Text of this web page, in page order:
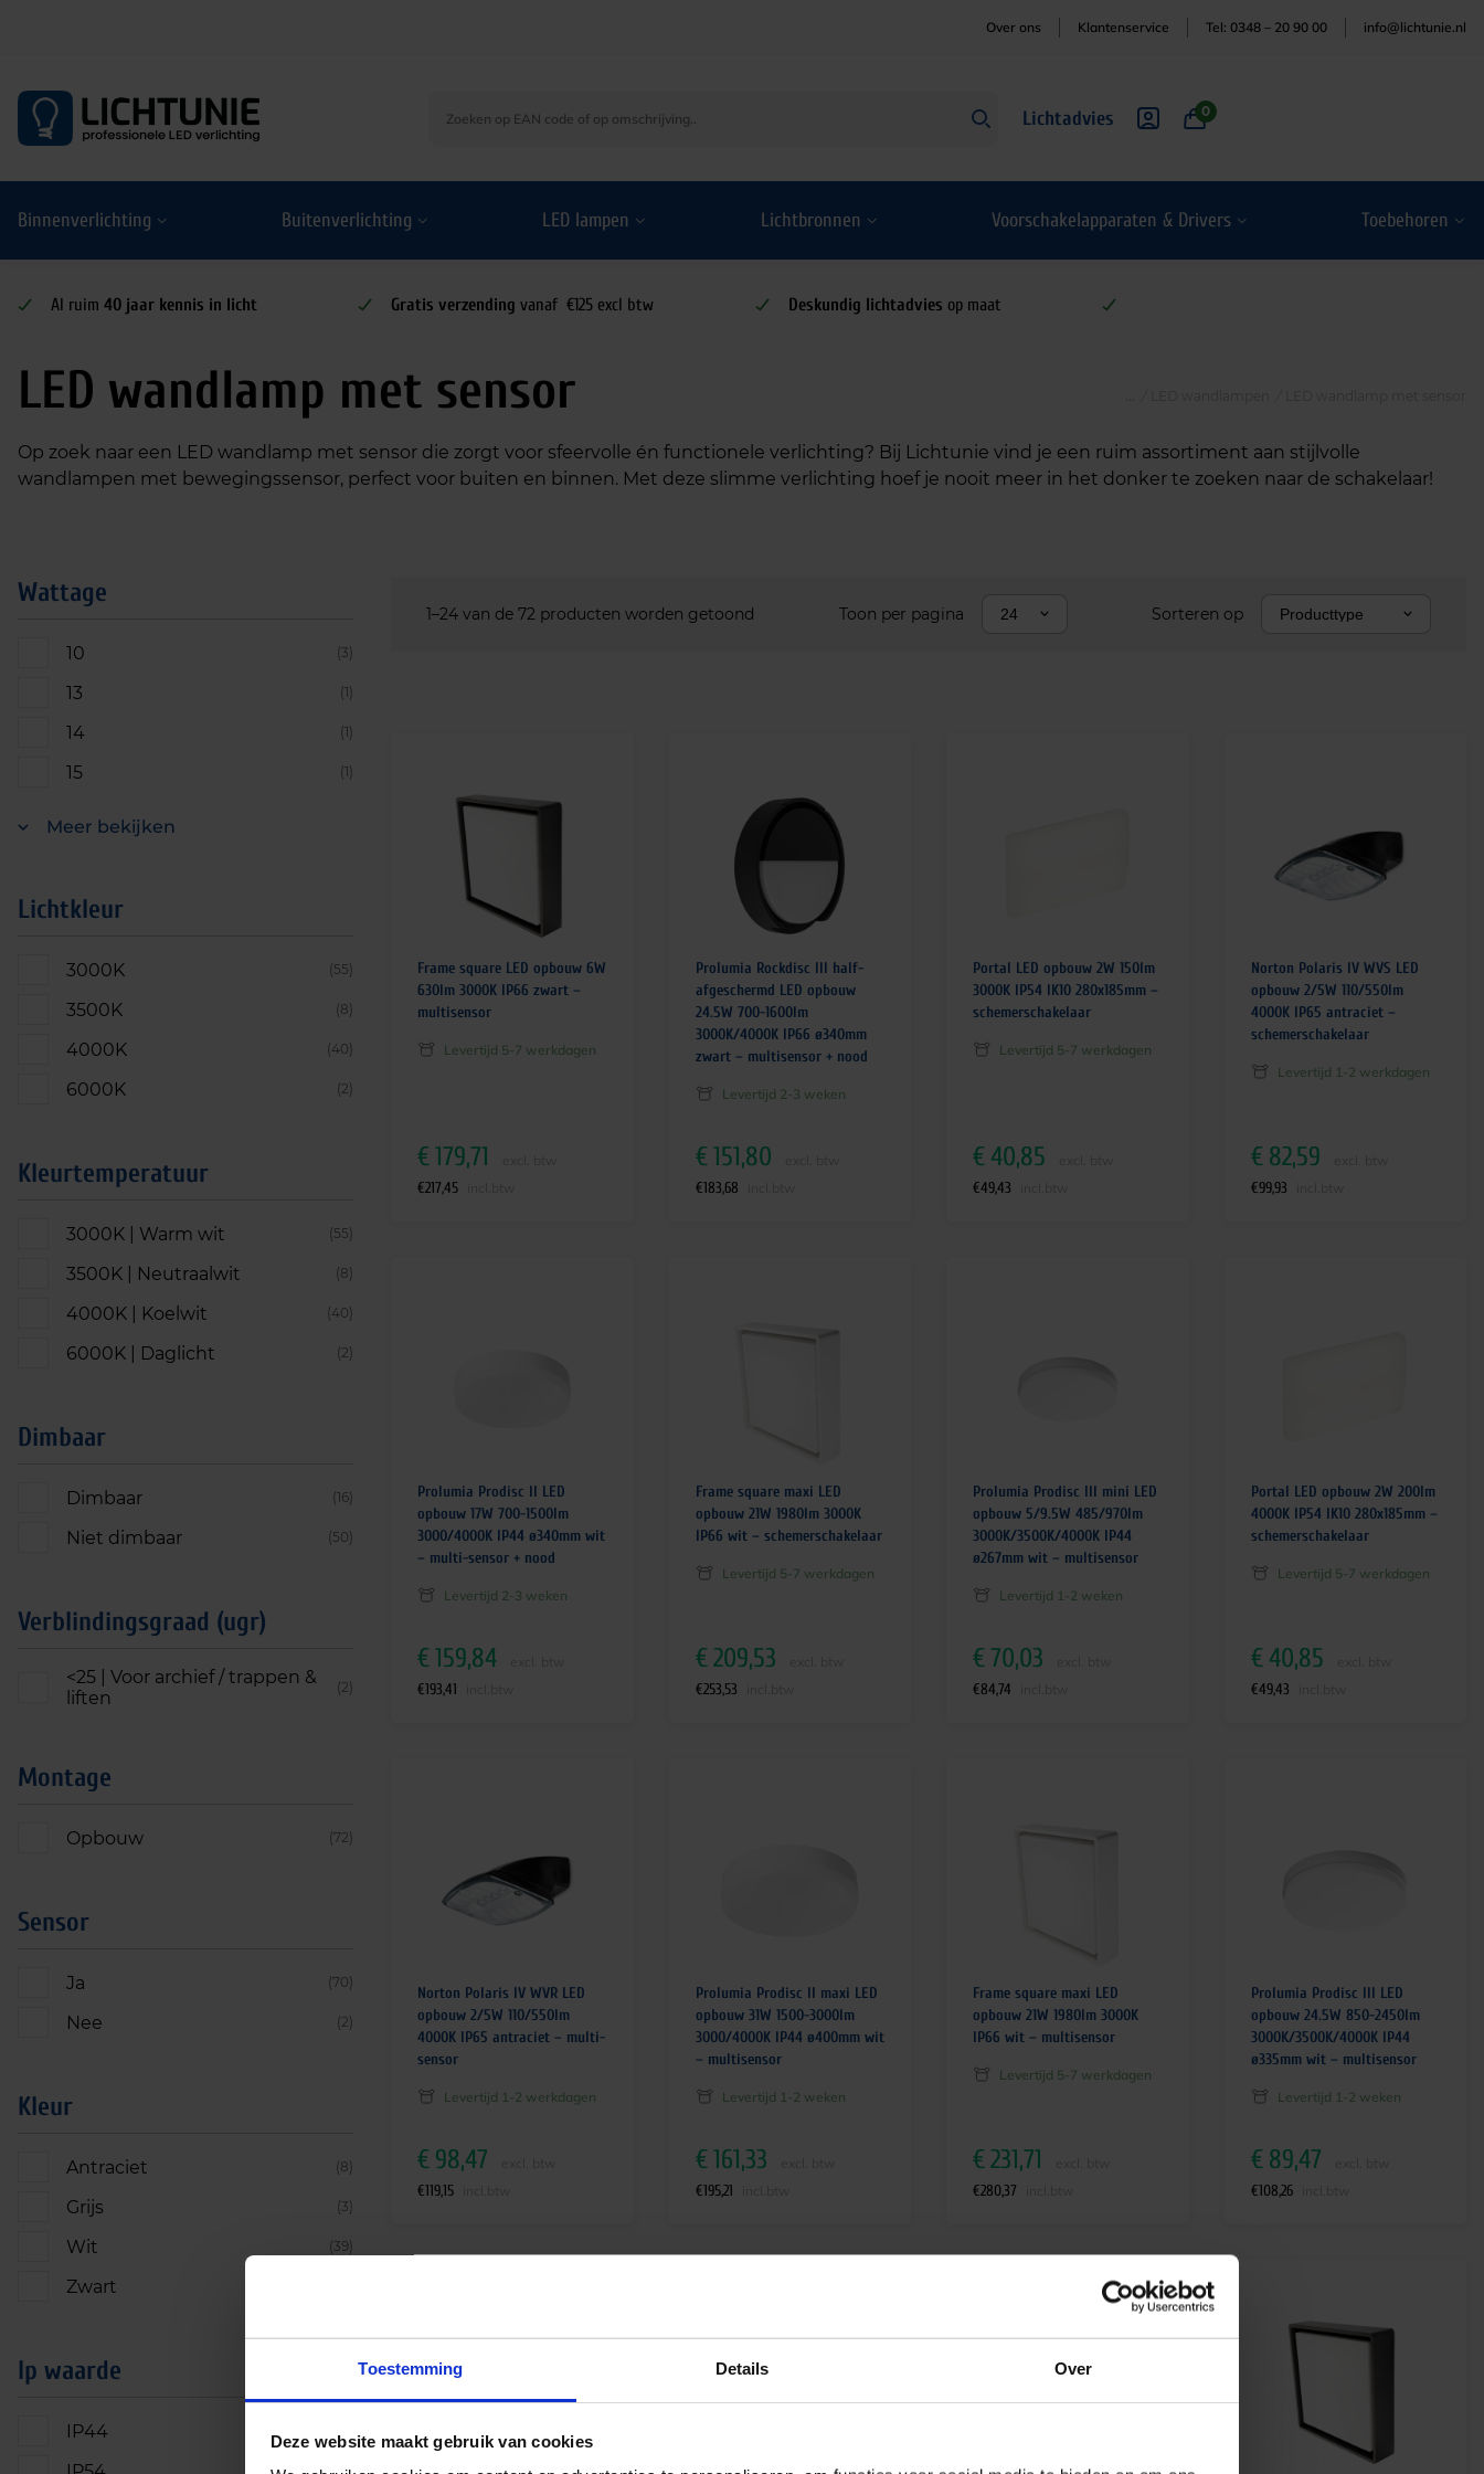
Toestemming Details Over
Deze website maakt gebruik van cookies
Over ons Klantenservice Tel: 0348 – 20 90 00 info@lichtunie.nl
Lichtadvies 0
Binnenverlichting Buitenverlichting LED lampen Lichtbronnen Voorschakelapparaten & Drivers Toebehoren
Al ruim 40 jaar kennis in licht Gratis verzending vanaf €125 excl btw Deskundig lichtadvies op maat
LED wandlamp met sensor
Op zoek naar een LED wandlamp met sensor die zorgt voor sfeervolle én functionele verlichting? Bij Lichtunie vind je een ruim assortiment aan stijlvolle
wandlampen met bewegingssensor, perfect voor buiten en binnen. Met deze slimme verlichting hoef je nooit meer in het donker te zoeken naar de schakelaar!
Wattage
10 (3)
13 (1)
14 (1)
15 (1)
Meer bekijken
Lichtkleur
3000K (55)
3500K (8)
4000K (40)
6000K (2)
Kleurtemperatuur
3000K | Warm wit (55)
3500K | Neutraalwit (8)
4000K | Koelwit (40)
6000K | Daglicht (2)
Dimbaar
Dimbaar (16)
Niet dimbaar (50)
Verblindingsgraad (ugr)
<25 | Voor archief / trappen &
liften
(2)
Montage
Opbouw (72)
Sensor
Ja (70)
Nee (2)
Kleur
Antraciet (8)
Grijs (3)
Wit (39)
Zwart
Ip waarde
IP44
(8)
1–24 van de 72 producten worden getoond Toon per pagina 24 Sorteren op Producttype
Frame square LED opbouw 6W
630lm 3000K IP66 zwart –
multisensor
Levertijd 5-7 werkdagen
€179,71
€217,45
Prolumia Rockdisc III half-
afgeschermd LED opbouw
24.5W 700-1600lm
3000K/4000K IP66 ø340mm
zwart – multisensor + nood
Levertijd 2-3 weken
€ 151,80
€183,68
Portal LED opbouw 2W 150lm
3000K IP54 IK10 280x185mm –
schemerschakelaar
Levertijd 5-7 werkdagen
€ 40,85
€49,43
Norton Polaris IV WVS LED
opbouw 2/5W 110/550lm
4000K IP65 antraciet –
schemerschakelaar
Levertijd 1-2 werkdagen
€ 82,59
€99,93
Prolumia Prodisc II LED
opbouw 17W 700-1500lm
3000/4000K IP44 ø340mm wit
– multi-sensor + nood
Levertijd 2-3 weken
€159,84
€193,41
Frame square maxi LED
opbouw 21W 1980lm 3000K
IP66 wit – schemerschakelaar
Levertijd 5-7 werkdagen
€ 209,53
€253,53
Prolumia Prodisc III mini LED
opbouw 5/9.5W 485/970lm
3000K/3500K/4000K IP44
ø267mm wit – multisensor
Levertijd 1-2 weken
€70,03
€84,74
Portal LED opbouw 2W 200lm
4000K IP54 IK10 280x185mm –
schemerschakelaar
Levertijd 5-7 werkdagen
€ 40,85
€49,43
Norton Polaris IV WVR LED
opbouw 2/5W 110/550lm
4000K IP65 antraciet – multi-
sensor
Levertijd 1-2 werkdagen
€ 98,47
€119,15
Prolumia Prodisc II maxi LED
opbouw 31W 1500-3000lm
3000/4000K IP44 ø400mm wit
– multisensor
Levertijd 1-2 weken
€ 161,33
€195,21
Frame square maxi LED
opbouw 21W 1980lm 3000K
IP66 wit – multisensor
Levertijd 5-7 werkdagen
€231,71
€280,37
Prolumia Prodisc III LED
opbouw 24.5W 850-2450lm
3000K/3500K/4000K IP44
ø335mm wit – multisensor
Levertijd 1-2 weken
€ 89,47
€108,26